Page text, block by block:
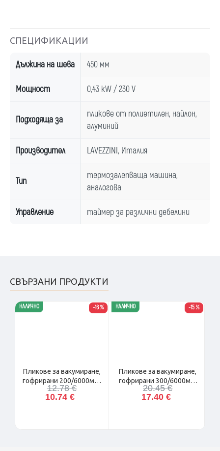
СПЕЦИФИКАЦИИ
Дължина на шева 450 мм
Мощност 0,43 kW / 230 V
Подходяща за
пликове от полиетилен, найлон,
алуминий
Производител LAVEZZINI, Италия
Тип
термозалепваща машина,
аналогова
Управление таймер за различни дебелини
СВЪРЗАНИ ПРОДУКТИ
-16 %
НАЛИЧНО
Пликове за вакумиране,
гофрирани 200/6000мм.
2рула.
10.74 €
12.78 €
-15 %
НАЛИЧНО
Пликове за вакумиране,
гофрирани 300/6000мм.
2рула.
17.40 €
20.45 €